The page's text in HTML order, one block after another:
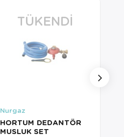
TÜKENDI
Nurgaz
HORTUM DEDANTÖR
MUSLUK SET